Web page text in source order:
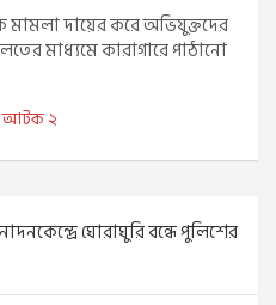
মামলা দায়ের করে অভিযুক্তদের
মাধ্যমে কারাগারে পাঠানো
আটক ২
ঘোরাঘুরি বন্ধে পুলিশের